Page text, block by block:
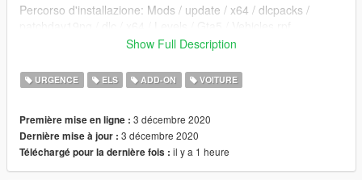
Percorso d'installazione: Mods / update / x64 / dlcpacks /
andreas/cars/86250-fiat-fullback.html
=========================
Sostituire i file. e' consigliato creare una cartella mod tramite il
programma OpenIV.
Show Full Description
URGENCE ELS ADD-ON VOITURE
Première mise en ligne : 3 décembre 2020
Dernière mise à jour : 3 décembre 2020
Téléchargé pour la dernière fois : il y a 1 heure